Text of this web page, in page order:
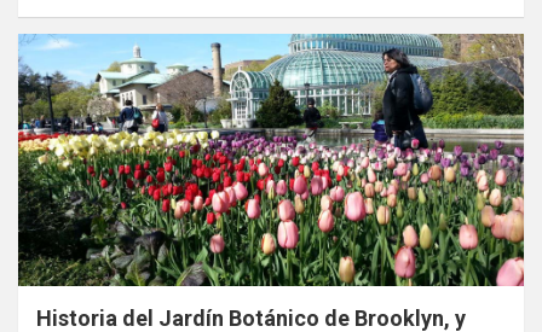
Historia del Jardín Botánico de Brooklyn, y